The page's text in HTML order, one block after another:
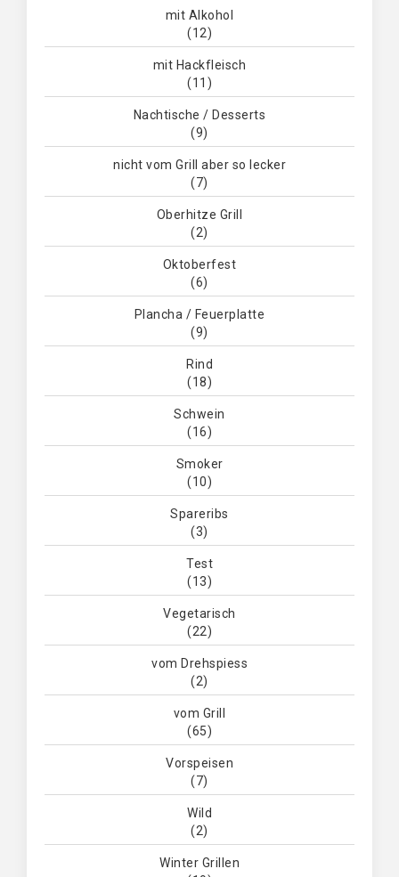
mit Alkohol
(12)
mit Hackfleisch
(11)
Nachtische / Desserts
(9)
nicht vom Grill aber so lecker
(7)
Oberhitze Grill
(2)
Oktoberfest
(6)
Plancha / Feuerplatte
(9)
Rind
(18)
Schwein
(16)
Smoker
(10)
Spareribs
(3)
Test
(13)
Vegetarisch
(22)
vom Drehspiess
(2)
vom Grill
(65)
Vorspeisen
(7)
Wild
(2)
Winter Grillen